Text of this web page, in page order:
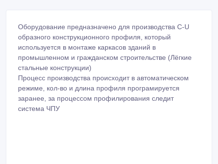
Оборудование предназначено для производства С-U
образного конструкционного профиля, который
используется в монтаже каркасов зданий в
промышленном и гражданском строительстве (Лёгкие
стальные конструкции)
Процесс производства происходит в автоматическом
режиме, кол-во и длина профиля програмируется
заранее, за процессом профилирования следит
система ЧПУ